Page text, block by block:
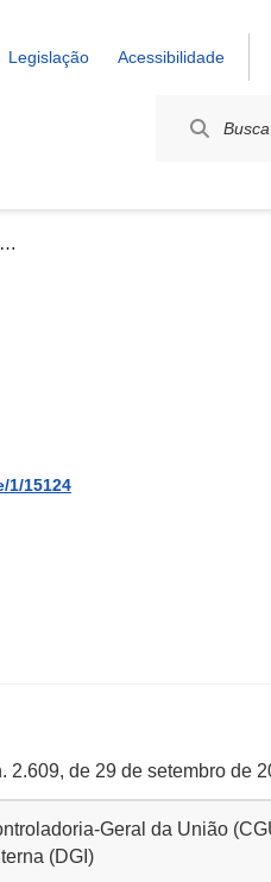
Legislação Acessibilidade
Portaria n. 2.609, de 29 de setembro de 2022
1/15124
2.609, de 29 de setembro de
Geral da União
(DGI)